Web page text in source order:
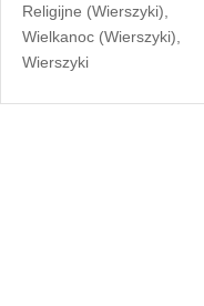
Religijne (Wierszyki)
Wielkanoc (Wierszyki)
Wierszyki